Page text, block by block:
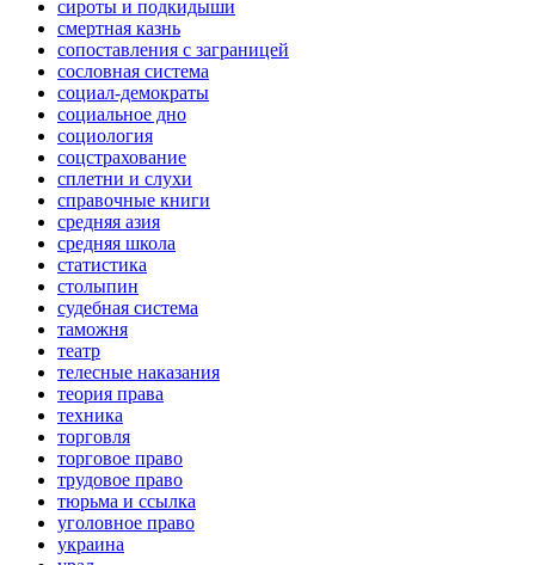
сироты и подкидыши
смертная казнь
сопоставления с заграницей
сословная система
социал-демократы
социальное дно
социология
соцстрахование
сплетни и слухи
справочные книги
средняя азия
средняя школа
статистика
столыпин
судебная система
таможня
театр
телесные наказания
теория права
техника
торговля
торговое право
трудовое право
тюрьма и ссылка
уголовное право
украина